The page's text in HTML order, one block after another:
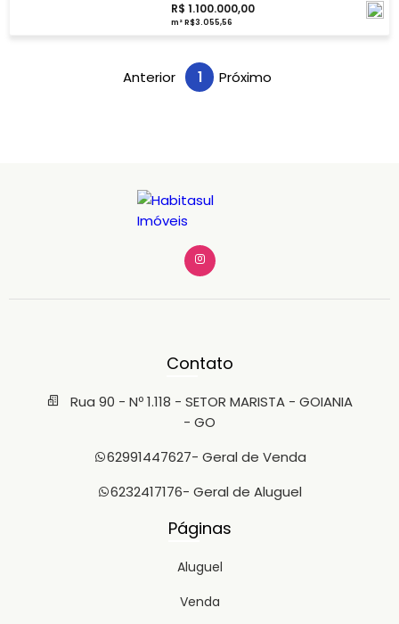
R$ 1.100.000,00
m² R$3.055,56
Anterior 1 Próximo
Contato
Rua 90 - Nº 1.118 - SETOR MARISTA - GOIANIA
- GO
62991447627- Geral de Venda
6232417176- Geral de Aluguel
Páginas
Aluguel
Venda